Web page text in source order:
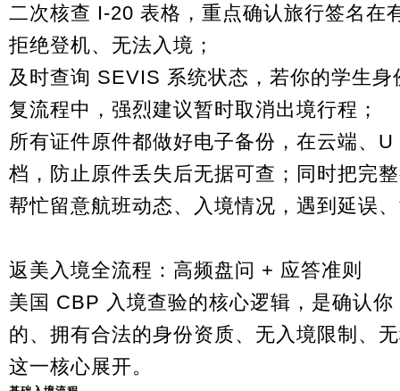
二次核查 I-20 表格，重点确认旅行签名在
拒绝登机、无法入境；
及时查询 SEVIS 系统状态，若你的学生
复流程中，强烈建议暂时取消出境行程；
所有证件原件都做好电子备份，在云端、
档，防止原件丢失后无据可查；同时把完
帮忙留意航班动态、入境情况，遇到延误
返美入境全流程：高频盘问 + 应答准则
美国 CBP 入境查验的核心逻辑，是确认
的、拥有合法的身份资质、无入境限制、
这一核心展开。